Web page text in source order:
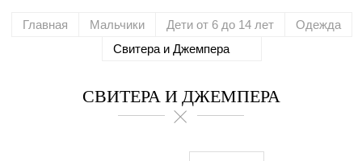
Главная Мальчики Дети от 6 до 14 лет
Одежда
Свитера и Джемпера
СВИТЕРА И ДЖЕМПЕРА